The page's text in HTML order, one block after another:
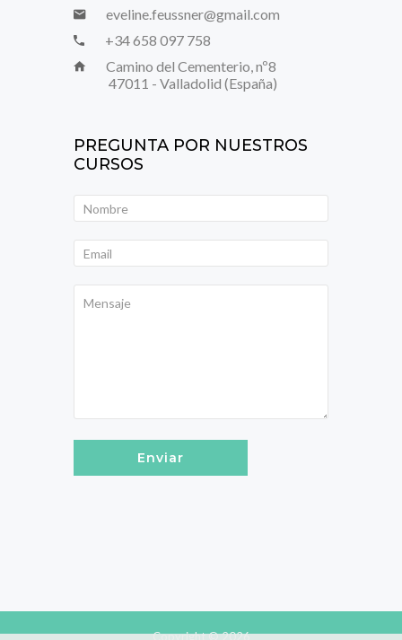
eveline.feussner@gmail.com
+34 658 097 758
Camino del Cementerio, nº8
47011 - Valladolid (España)
PREGUNTA POR NUESTROS
CURSOS
Enviar
Copyright © 2026